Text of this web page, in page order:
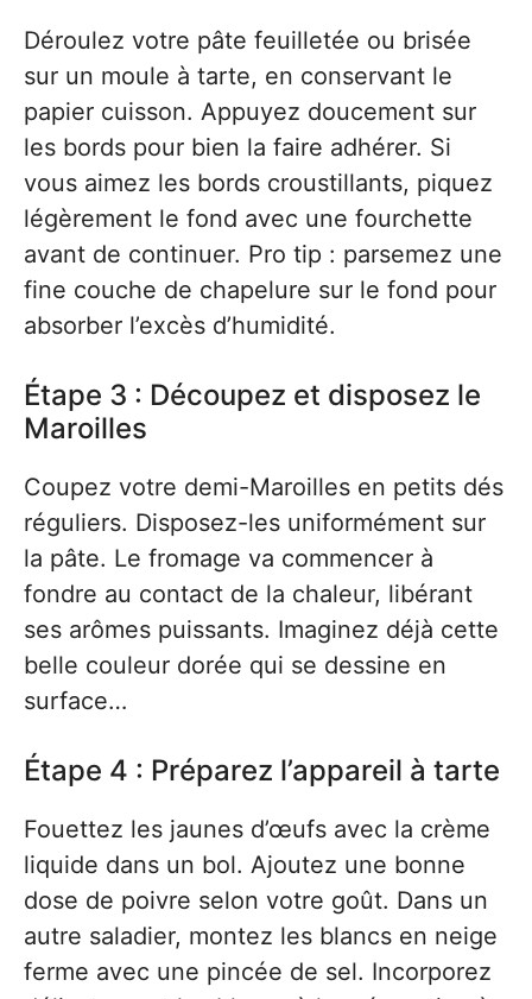
Déroulez votre pâte feuilletée ou brisée
sur un moule à tarte, en conservant le
papier cuisson. Appuyez doucement sur
les bords pour bien la faire adhérer. Si
vous aimez les bords croustillants, piquez
légèrement le fond avec une fourchette
avant de continuer. Pro tip : parsemez une
fine couche de chapelure sur le fond pour
absorber l’excès d’humidité.
Étape 3 : Découpez et disposez le
Maroilles
Coupez votre demi-Maroilles en petits dés
réguliers. Disposez-les uniformément sur
la pâte. Le fromage va commencer à
fondre au contact de la chaleur, libérant
ses arômes puissants. Imaginez déjà cette
belle couleur dorée qui se dessine en
surface…
Étape 4 : Préparez l’appareil à tarte
Fouettez les jaunes d’œufs avec la crème
liquide dans un bol. Ajoutez une bonne
dose de poivre selon votre goût. Dans un
autre saladier, montez les blancs en neige
ferme avec une pincée de sel. Incorporez